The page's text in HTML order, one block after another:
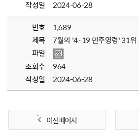
작성일
2024-06-28
번호
1,689
제목
7월의 '4·19 민주영령' 31위
파일
조회수
964
작성일
2024-06-28
이전 페이지